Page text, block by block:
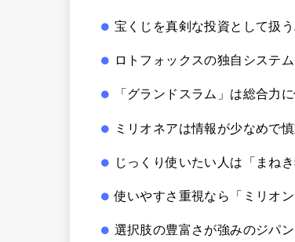
宝くじを真剣な投資として扱
ロトフォックスの独自システ
「グランドスラム」は総合力
ミリオネアは情報が少なめで
じっくり使いたい人は「まね
使いやすさ重視なら「ミリオ
選択肢の豊富さが強みのジパ